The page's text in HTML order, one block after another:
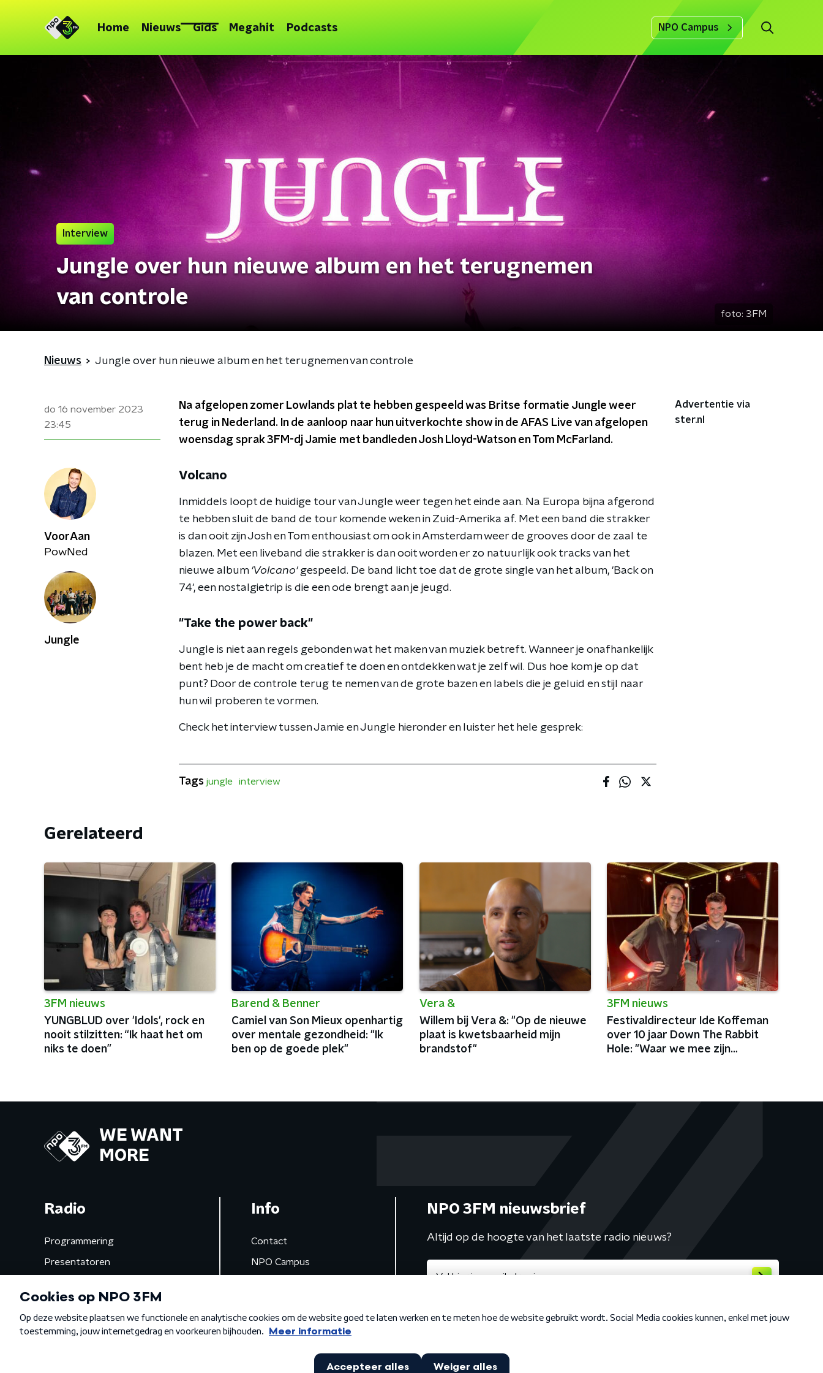
Home Nieuws Gids Megahit Podcasts NPO Campus
Interview
Jungle over hun nieuwe album en het terugnemen
van controle
foto: 3FM
Nieuws Jungle over hun nieuwe album en het terugnemen van controle
do 16 november 2023
23:45
Na afgelopen zomer Lowlands plat te hebben gespeeld was Britse formatie Jungle weer
terug in Nederland. In de aanloop naar hun uitverkochte show in de AFAS Live van afgelopen
woensdag sprak 3FM-dj Jamie met bandleden Josh Lloyd-Watson en Tom McFarland.
Volcano
Inmiddels loopt de huidige tour van Jungle weer tegen het einde aan. Na Europa bijna afgerond
te hebben sluit de band de tour komende weken in Zuid-Amerika af. Met een band die strakker
is dan ooit zijn Josh en Tom enthousiast om ook in Amsterdam weer de grooves door de zaal te
blazen. Met een liveband die strakker is dan ooit worden er zo natuurlijk ook tracks van het
nieuwe album 'Volcano'gespeeld. De band licht toe dat de grote single van het album, 'Back on
74', een nostalgietrip is die een ode brengt aan je jeugd.
"Take the power back"
Jungle is niet aan regels gebonden wat het maken van muziek betreft. Wanneer je onafhankelijk
bent heb je de macht om creatief te doen en ontdekken wat je zelf wil. Dus hoe kom je op dat
punt? Door de controle terug te nemen van de grote bazen en labels die je geluid en stijl naar
hun wil proberen te vormen.
Check het interview tussen Jamie en Jungle hieronder en luister het hele gesprek:
Advertentie via
ster.nl
VoorAan
PowNed
Jungle
Tags jungle interview
Gerelateerd
3FM nieuws
YUNGBLUD over 'Idols', rock en
nooit stilzitten: “Ik haat het om
niks te doen”
Barend & Benner
Camiel van Son Mieux openhartig
over mentale gezondheid: "Ik
ben op de goede plek"
Vera &
Willem bij Vera &: "Op de nieuwe
plaat is kwetsbaarheid mijn
brandstof"
3FM nieuws
Festivaldirecteur Ide Koffeman
over 10 jaar Down The Rabbit
Hole: "Waar we mee zijn
WE WANT
MORE
Radio
Programmering
Presentatoren
Gemist
Info
Contact
NPO Campus
NPO 3FM nieuwsbrief
Altijd op de hoogte van het laatste radio nieuws?
Algemene voorwaarden Privacybeleid